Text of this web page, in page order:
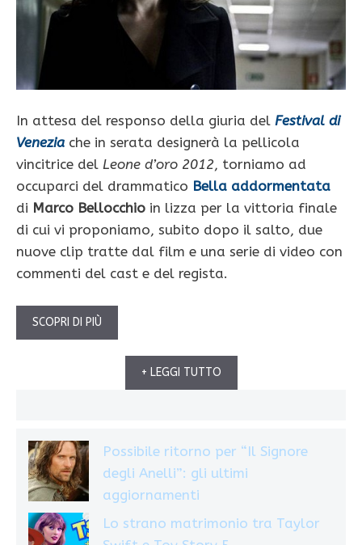
In attesa del responso della giuria del Festival di
Venezia che in serata designerà la pellicola
vincitrice del Leone d’oro 2012, torniamo ad
occuparci del drammatico Bella addormentata
di Marco Bellocchio in lizza per la vittoria finale
di cui vi proponiamo, subito dopo il salto, due
nuove clip tratte dal film e una serie di video con
commenti del cast e del regista.
SCOPRI DI PIÙ
+ LEGGI TUTTO
Possibile ritorno per “Il Signore
degli Anelli”: gli ultimi
aggiornamenti
Lo strano matrimonio tra Taylor